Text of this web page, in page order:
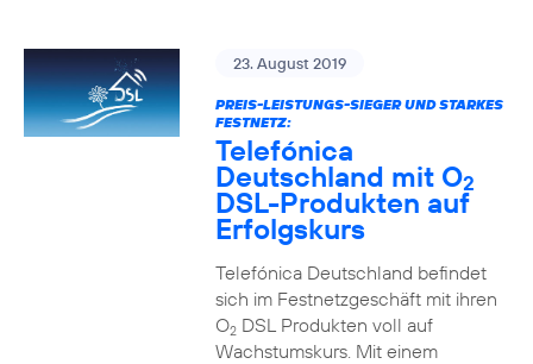
23. August 2019
PREIS-LEISTUNGS-SIEGER UND STARKES
FESTNETZ:
Telefónica
Deutschland mit O2
DSL-Produkten auf
Erfolgskurs
Telefónica Deutschland befindet
sich im Festnetzgeschäft mit ihren
O2DSL Produkten voll auf
Wachstumskurs. Mit einem